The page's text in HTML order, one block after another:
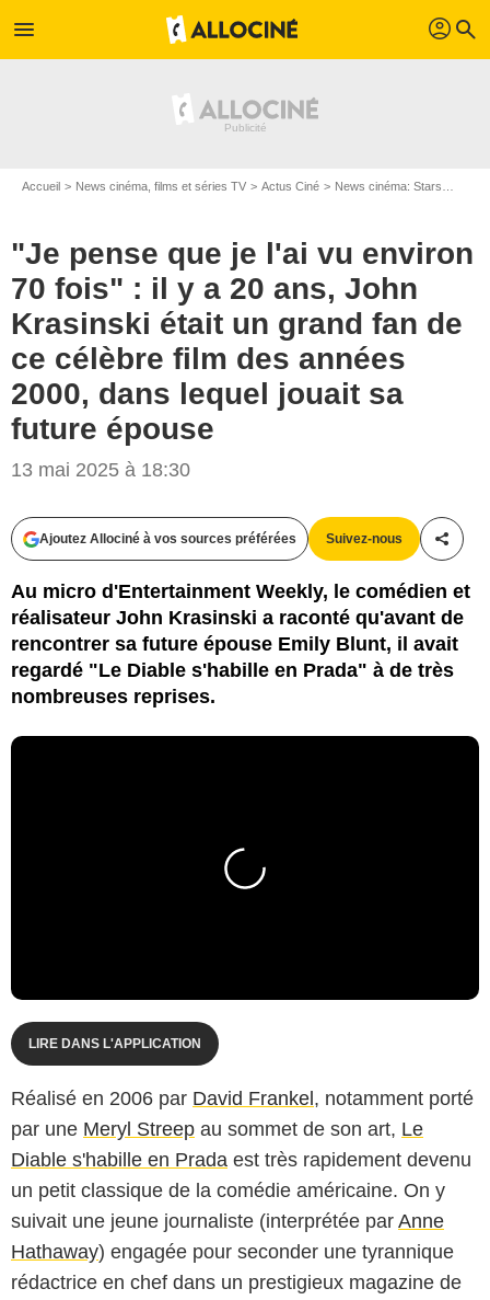
menu profil search
Accueil News cinéma, films et séries TV Actus Ciné News cinéma: Stars
"Je pense que je l'ai vu environ
70 fois" : il y a 20 ans, John
Krasinski était un grand fan de
ce célèbre film des années
2000, dans lequel jouait sa
future épouse
13 mai 2025 à 18:30
Ajoutez Allociné à vos sources préférées Suivez-nous
Au micro d'Entertainment Weekly, le comédien et
réalisateur John Krasinski a raconté qu'avant de
rencontrer sa future épouse Emily Blunt, il avait
regardé "Le Diable s'habille en Prada" à de très
nombreuses reprises.
LIRE DANS L'APPLICATION
Réalisé en 2006 par David Frankel, notamment porté
par une Meryl Streep au sommet de son art, Le
Diable s'habille en Prada est très rapidement devenu
un petit classique de la comédie américaine. On y
suivait une jeune journaliste (interprétée par Anne
Hathaway) engagée pour seconder une tyrannique
rédactrice en chef dans un prestigieux magazine de